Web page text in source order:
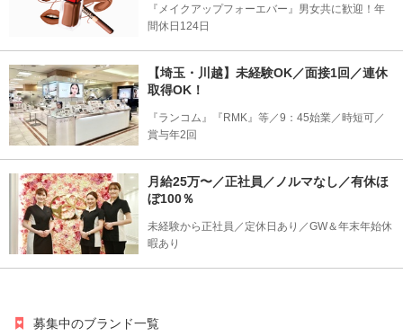
『メイクアップフォーエバー』男女共に歓迎！年
間休日124日
【埼玉・川越】未経験OK／面接1回／連休
取得OK！
『ランコム』『RMK』等／9：45始業／時短可／
賞与年2回
月給25万〜／正社員／ノルマなし／有休ほ
ぼ100％
未経験から正社員／定休日あり／GW＆年末年始休
暇あり
募集中のブランド一覧